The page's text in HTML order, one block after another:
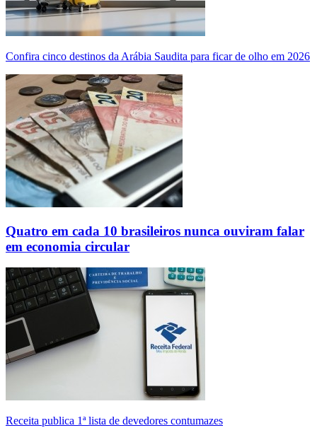
Confira cinco destinos da Arábia Saudita para ficar de olho em 2026
Quatro em cada 10 brasileiros nunca ouviram falar
em economia circular
Receita publica 1ª lista de devedores contumazes